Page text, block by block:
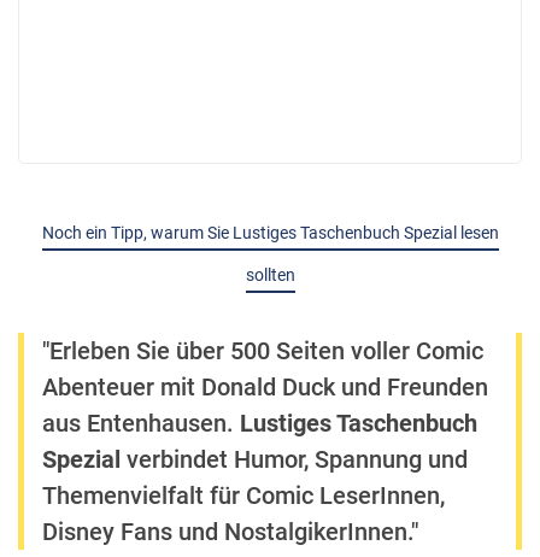
Noch ein Tipp, warum Sie Lustiges Taschenbuch Spezial lesen
sollten
"Erleben Sie über 500 Seiten voller Comic
Abenteuer mit Donald Duck und Freunden
aus Entenhausen. Lustiges Taschenbuch
Spezial verbindet Humor, Spannung und
Themenvielfalt für Comic LeserInnen,
Disney Fans und NostalgikerInnen."